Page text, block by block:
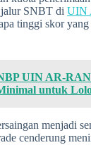
jalur SNBT di UIN
tinggi skor
UIN AR-
untuk
menjadi
cenderung